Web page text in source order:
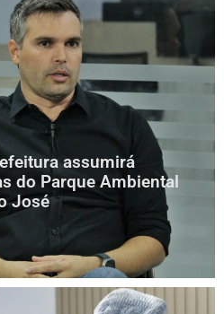
assumirá
do Parque Ambiental
José